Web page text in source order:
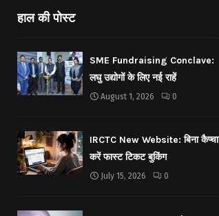
हाल की पोस्ट
SME Fundraising Conclave:
लघु उद्योगों के लिए नई राहें
August 1, 2026 0
IRCTC New Website: बिना कैप्चा
करें फास्ट टिकट बुकिंग
July 15, 2026 0